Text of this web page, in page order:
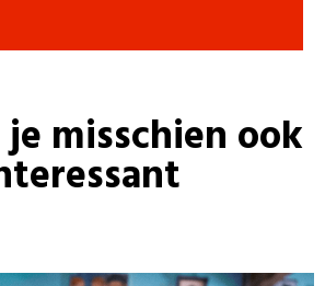
misschien ook